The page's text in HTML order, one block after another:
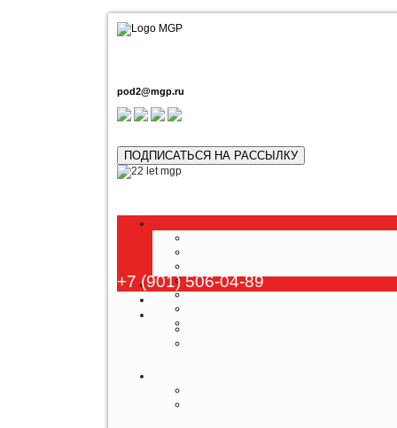
pod2@mgp.ru
ПОДПИСАТЬСЯ НА РАССЫЛКУ
+7 (901) 506-04-89